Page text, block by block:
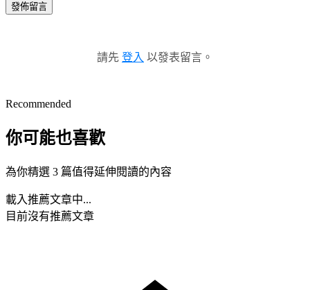
發佈留言
請先 登入 以發表留言。
Recommended
你可能也喜歡
為你精選 3 篇值得延伸閱讀的內容
載入推薦文章中...
目前沒有推薦文章